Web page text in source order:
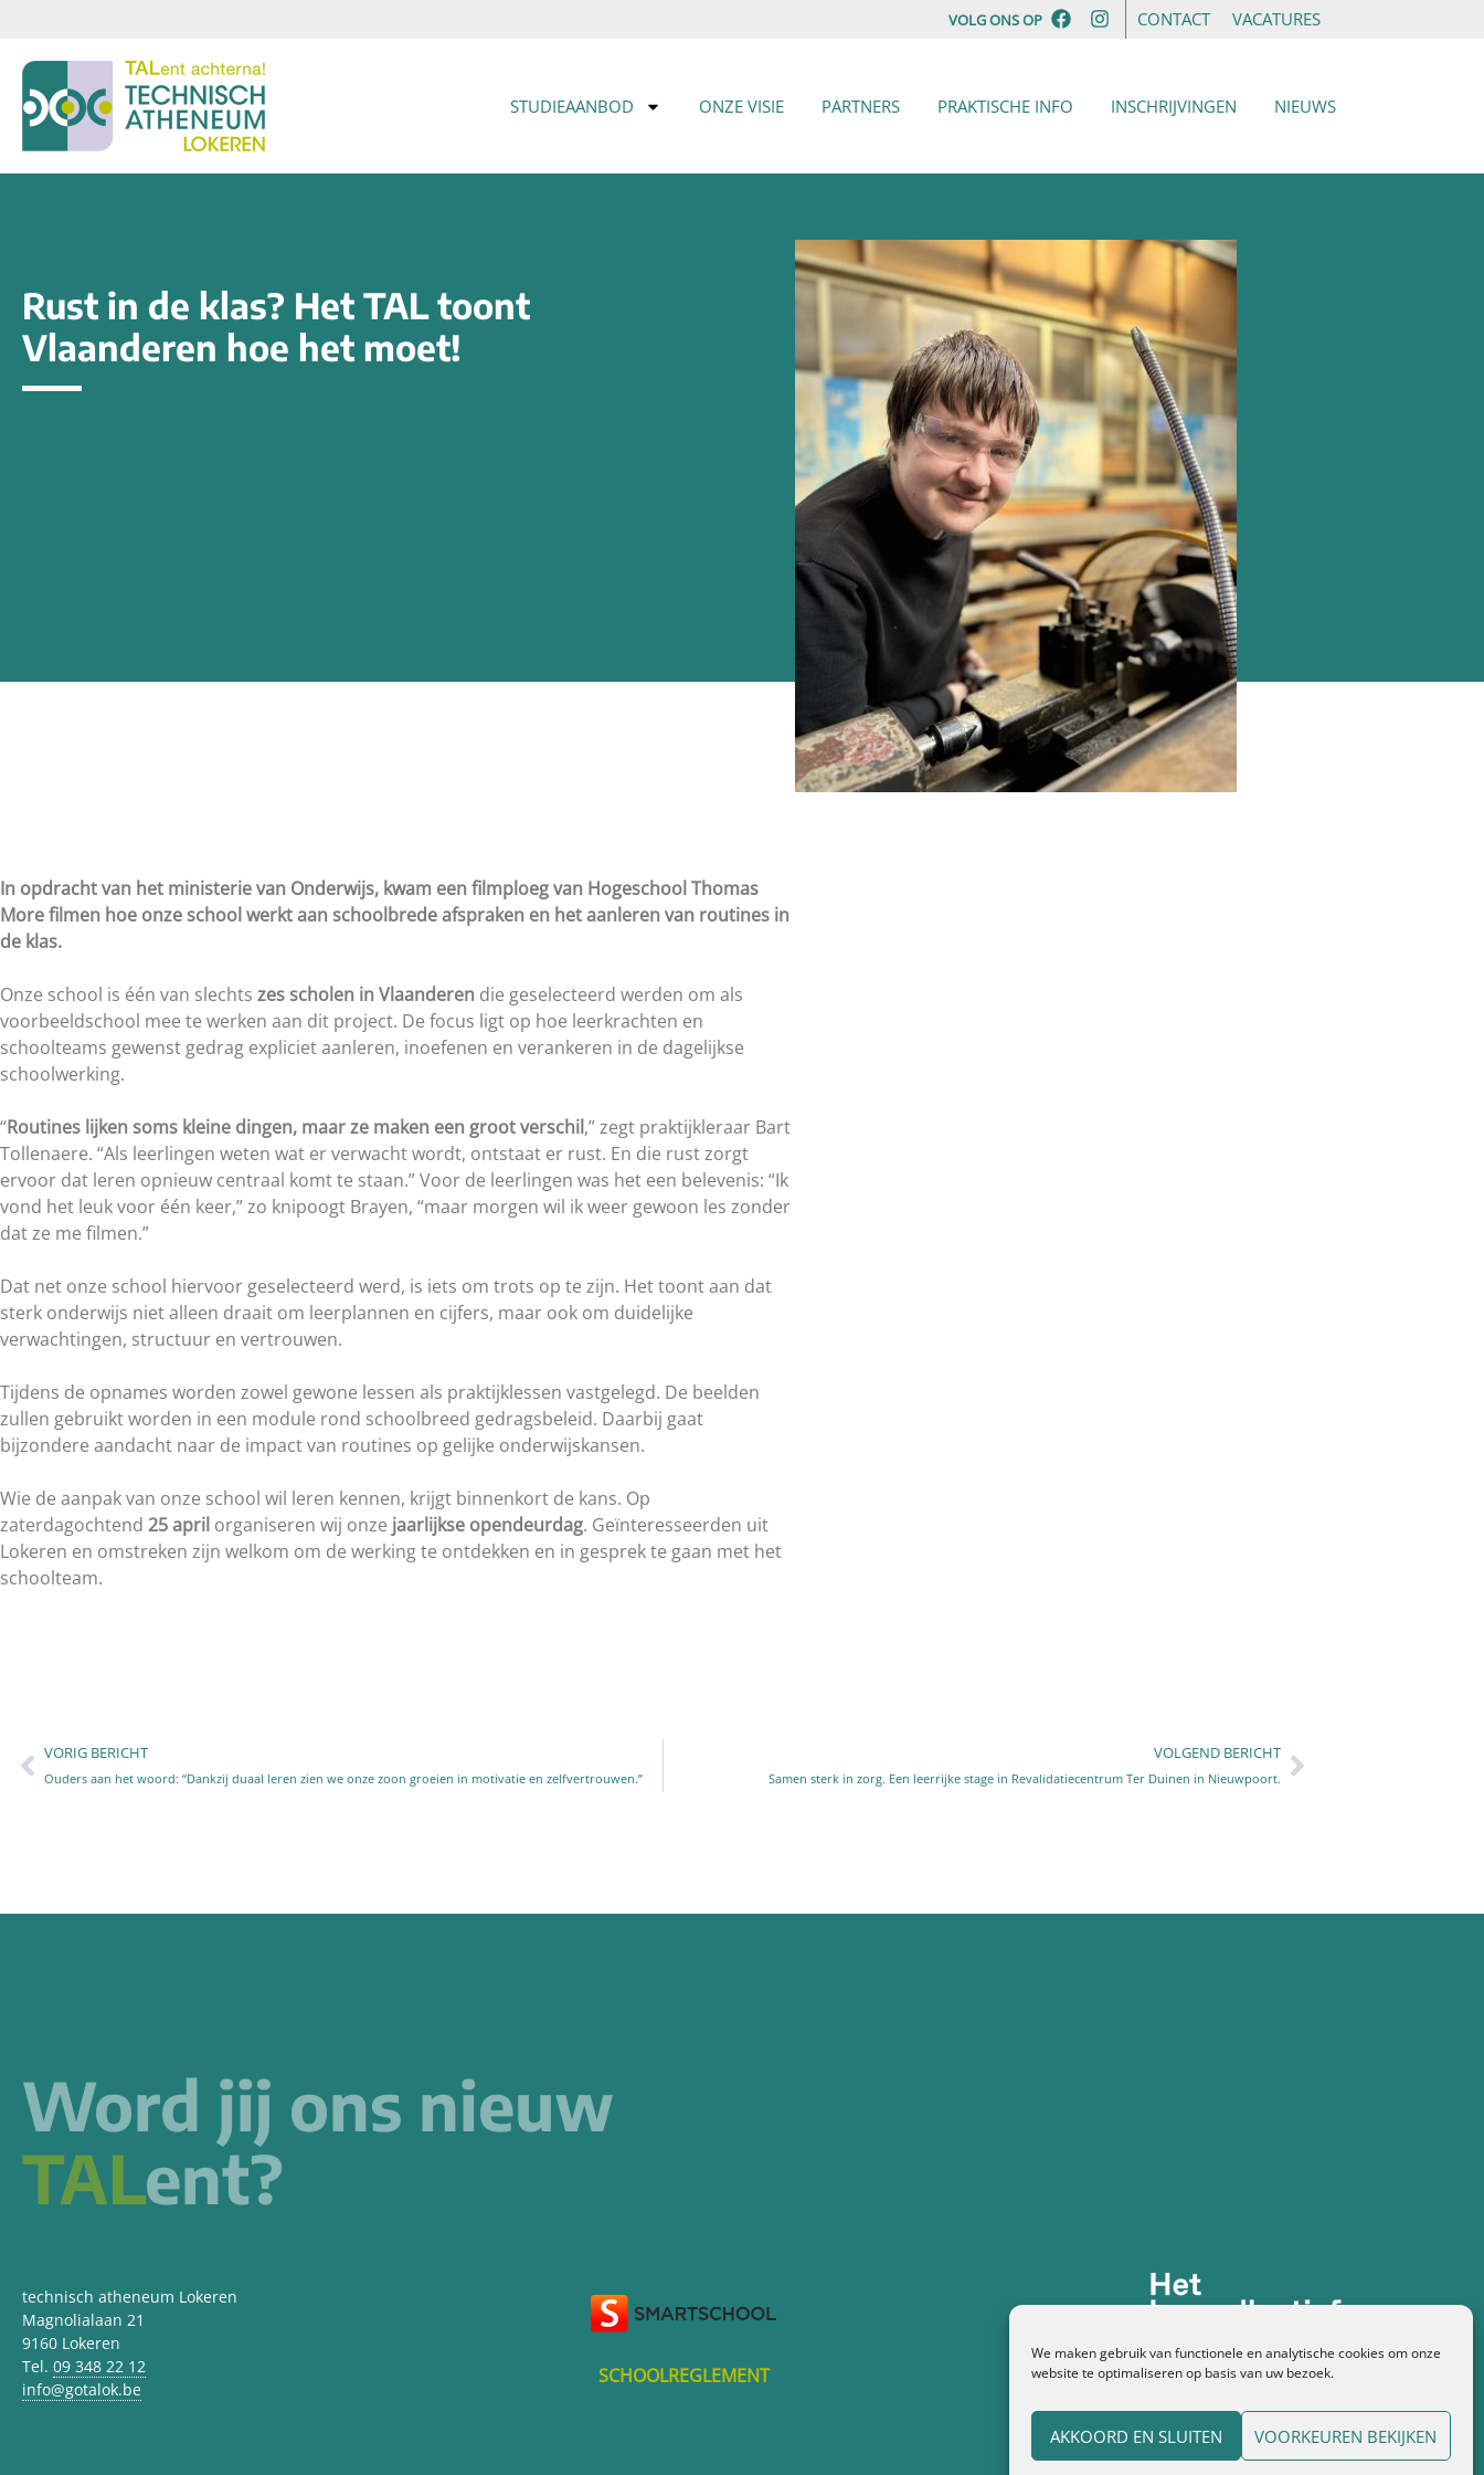
We maken gebruik van functionele en analytische cookies om onze
website te optimaliseren op basis van uw bezoek.
AKKOORD EN SLUITEN VOORKEUREN BEKIJKEN
VOLG ONS OP CONTACT VACATURES
STUDIEAANBOD ONZE VISIE PARTNERS PRAKTISCHE INFO INSCHRIJVINGEN NIEUWS
Rust in de klas? Het TAL toont
Vlaanderen hoe het moet!
In opdracht van het ministerie van Onderwijs, kwam een filmploeg van Hogeschool Thomas
More filmen hoe onze school werkt aan schoolbrede afspraken en het aanleren van routines in
de klas.
Onze school is één van slechts zes scholen in Vlaanderen die geselecteerd werden om als
voorbeeldschool mee te werken aan dit project. De focus ligt op hoe leerkrachten en
schoolteams gewenst gedrag expliciet aanleren, inoefenen en verankeren in de dagelijkse
schoolwerking.
“Routines lijken soms kleine dingen, maar ze maken een groot verschil,” zegt praktijkleraar Bart
Tollenaere. “Als leerlingen weten wat er verwacht wordt, ontstaat er rust. En die rust zorgt
ervoor dat leren opnieuw centraal komt te staan.” Voor de leerlingen was het een belevenis: “Ik
vond het leuk voor één keer,” zo knipoogt Brayen, “maar morgen wil ik weer gewoon les zonder
dat ze me filmen.”
Dat net onze school hiervoor geselecteerd werd, is iets om trots op te zijn. Het toont aan dat
sterk onderwijs niet alleen draait om leerplannen en cijfers, maar ook om duidelijke
verwachtingen, structuur en vertrouwen.
Tijdens de opnames worden zowel gewone lessen als praktijklessen vastgelegd. De beelden
zullen gebruikt worden in een module rond schoolbreed gedragsbeleid. Daarbij gaat
bijzondere aandacht naar de impact van routines op gelijke onderwijskansen.
Wie de aanpak van onze school wil leren kennen, krijgt binnenkort de kans. Op
zaterdagochtend 25 april organiseren wij onze jaarlijkse opendeurdag. Geïnteresseerden uit
Lokeren en omstreken zijn welkom om de werking te ontdekken en in gesprek te gaan met het
schoolteam.
VORIG BERICHT
Ouders aan het woord: “Dankzij duaal leren zien we onze zoon groeien in motivatie en zelfvertrouwen.”
VOLGEND BERICHT
Samen sterk in zorg. Een leerrijke stage in Revalidatiecentrum Ter Duinen in Nieuwpoort.
Word jij ons nieuw
TALent?
technisch atheneum Lokeren
Magnolialaan 21
9160 Lokeren
Tel. 09 348 22 12
info@gotalok.be
SCHOOLREGLEMENT